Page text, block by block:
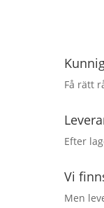
Få rätt
Efter
Vi
Men